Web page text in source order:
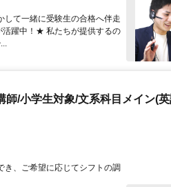
て一緒に受験生の合格へ伴走
躍中！★ 私たちが提供するの
師/小学生対象/文系科目メイン(
き、ご希望に応じてシフトの調